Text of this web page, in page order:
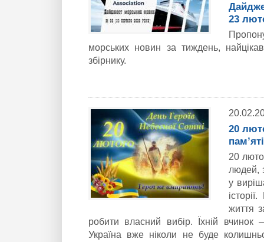
23
морських новин за тиждень,
збірнику.
20
20
людей,
у
життя
робити власний вибір. Їхній вчинок
Україна вже ніколи не буде